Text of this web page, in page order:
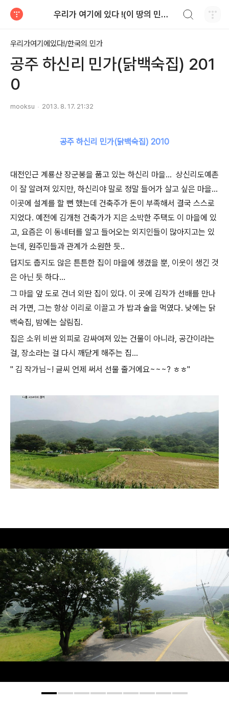
우리가 여기에 있다 !(이 땅의 민가 & 풍경)
우리가여기에있다!/한국의 민가
공주 하신리 민가(닭백숙집) 201
0
mooksu 2013. 8. 17. 21:32
공주 하신리 민가(닭백숙집) 2010
대전인근 계룡산 장군봉을 품고 있는 하신리 마을... 상신리도예촌
이 잘 알려져 있지만, 하신리야 말로 정말 들어가 살고 싶은 마을...
이곳에 설계를 할 뻔 했는데 건축주가 돈이 부족해서 결국 스스로
지었다. 예전에 김개천 건축가가 지은 소박한 주택도 이 마을에 있
고, 요즘은 이 동네터를 알고 들어오는 외지인들이 많아지고는 있
는데, 원주민들과 관계가 소원한 듯..
덥지도 춥지도 않은 튼튼한 집이 마을에 생겼을 뿐, 이웃이 생긴 것
은 아닌 듯 하다...
그 마을 앞 도로 건너 외딴 집이 있다. 이 곳에 김작가 선배를 만나
러 가면, 그는 항상 이리로 이끌고 가 밥과 술을 먹였다. 낮에는 닭
백숙집, 밤에는 살림집.
집은 소위 비싼 외피로 감싸여져 있는 건물이 아니라, 공간이라는
걸, 장소라는 걸 다시 깨닫게 해주는 집...
" 김 작가님~! 글씨 언제 써서 선물 줄거에요~~~? ㅎㅎ"